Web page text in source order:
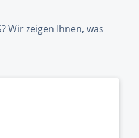
Wir zeigen Ihnen, was